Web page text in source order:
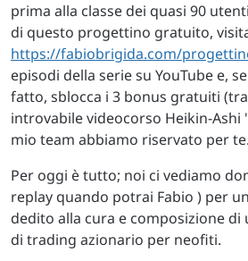
prima alla classe dei quasi 90
di questo progettino gratuito,
https://fabiobrigida.com/
episodi della serie su YouTube e,
fatto, sblocca i 3 bonus gratuiti
introvabile videocorso Heikin-Ashi
mio team abbiamo riservato per te.
Per oggi è tutto; noi ci vediamo
replay quando potrai Fabio ) per
dedito alla cura e composizione
di trading azionario per neofiti.